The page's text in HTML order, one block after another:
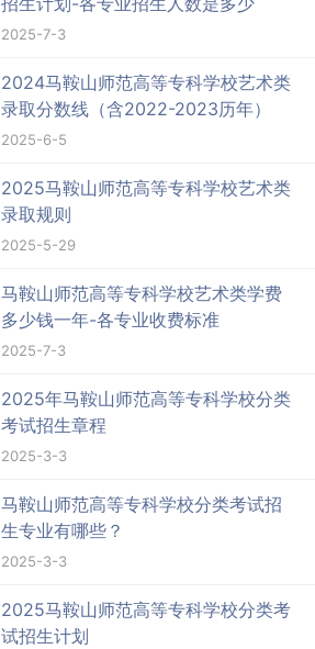
2025-7-3
2024马鞍山师范高等专科学校艺术类
录取分数线（含2022-2023历年）
2025-6-5
2025马鞍山师范高等专科学校艺术类
录取规则
2025-5-29
马鞍山师范高等专科学校艺术类学费
多少钱一年-各专业收费标准
2025-7-3
2025年马鞍山师范高等专科学校分类
考试招生章程
2025-3-3
马鞍山师范高等专科学校分类考试招
生专业有哪些？
2025-3-3
2025马鞍山师范高等专科学校分类考
试招生计划